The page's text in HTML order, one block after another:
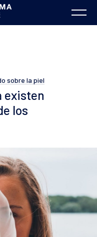
sobre la piel
existen
los